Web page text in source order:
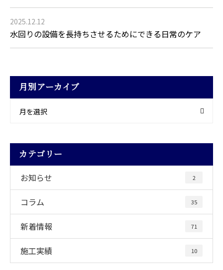
2025.12.12
水回りの設備を長持ちさせるためにできる日常のケア
月別アーカイブ
月を選択
カテゴリー
お知らせ 2
コラム 35
新着情報 71
施工実績 10